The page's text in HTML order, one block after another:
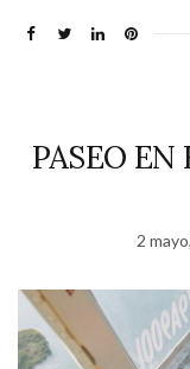
PASEO EN
2